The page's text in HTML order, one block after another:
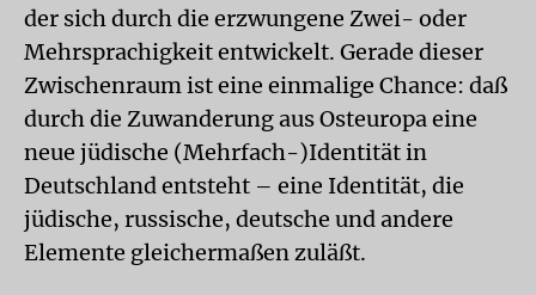
der sich durch die erzwungene Zwei- oder
Mehrsprachigkeit entwickelt. Gerade dieser
Zwischenraum ist eine einmalige Chance: daß
durch die Zuwanderung aus Osteuropa eine
neue jüdische (Mehrfach-)Identität in
Deutschland entsteht – eine Identität, die
jüdische, russische, deutsche und andere
Elemente gleichermaßen zuläßt.